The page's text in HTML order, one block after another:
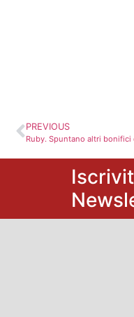
PREVIOUS
Ruby. Spuntano altri bonifici